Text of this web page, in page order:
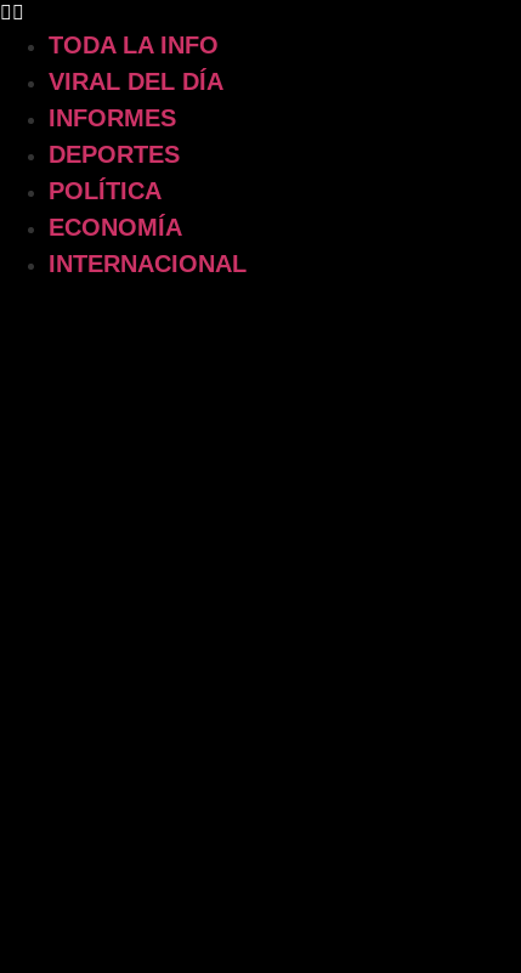
TODA LA INFO
VIRAL DEL DÍA
INFORMES
DEPORTES
POLÍTICA
ECONOMÍA
INTERNACIONAL